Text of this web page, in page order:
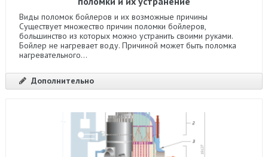
Виды поломок бойлеров и их возможные причины
Существует множество причин поломки бойлеров,
большинство из которых можно устранить своими руками.
Бойлер не нагревает воду. Причиной может быть поломка
нагревательного...
Дополнительно